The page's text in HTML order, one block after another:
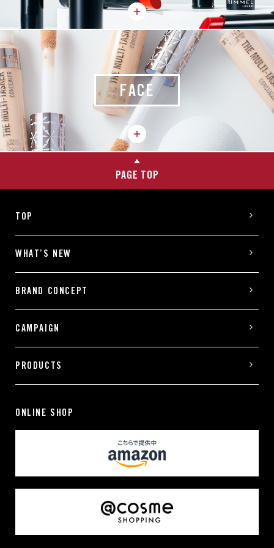
FACE
PAGE TOP
TOP
WHAT’S NEW
BRAND CONCEPT
CAMPAIGN
PRODUCTS
ONLINE SHOP